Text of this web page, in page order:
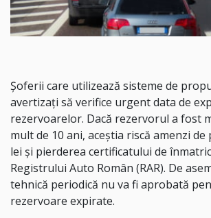
Șoferii care utilizează sisteme de
avertizați să verifice urgent data de
rezervoarelor. Dacă rezervorul a fost
mult de 10 ani, aceștia riscă amenzi de
lei și pierderea certificatului de
Registrului Auto Român (RAR). De
tehnică periodică nu va fi aprobată
rezervoare expirate.